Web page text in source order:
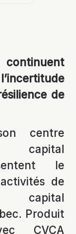
de
centre
capital
le
de
Produit
CVCA